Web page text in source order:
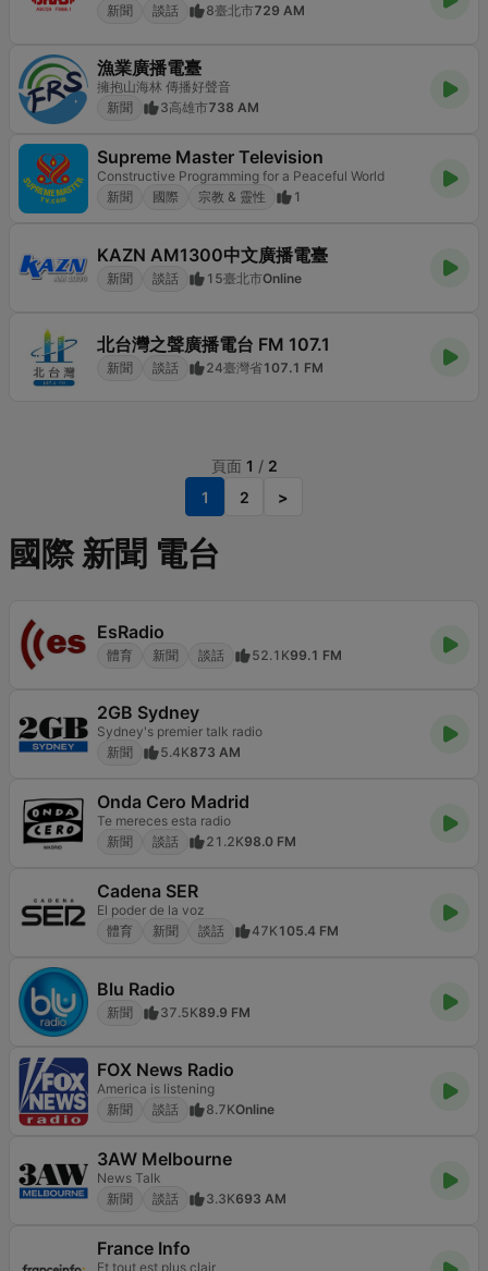
新聞 談話 8臺北市729 AM
漁業廣播電臺
擁抱山海林 傳播好聲音
新聞
3高雄市738 AM
Supreme Master Television
Constructive Programming for a Peaceful World
新聞
國際 宗教 & 靈性 1
KAZN AM1300中文廣播電臺
新聞 談話 15臺北市Online
北台灣之聲廣播電台 FM 107.1
新聞 談話 24臺灣省107.1 FM
頁面 1 / 2
1
2 >
國際 新聞 電台
EsRadio
體育 新聞 談話 52.1K99.1 FM
2GB Sydney
Sydney's premier talk radio
新聞
5.4K873 AM
Onda Cero Madrid
Te mereces esta radio
新聞
談話 21.2K98.0 FM
Cadena SER
El poder de la voz
體育
新聞 談話 47K105.4 FM
Blu Radio
新聞 37.5K89.9 FM
FOX News Radio
America is listening
新聞
談話 8.7KOnline
3AW Melbourne
News Talk
新聞
談話 3.3K693 AM
France Info
Et tout est plus clair